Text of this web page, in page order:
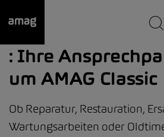
wurde als Ihre Garage
: Ihre
um AMAG Classic
Ob Reparatur, Restauration,
Wartungsarbeiten oder